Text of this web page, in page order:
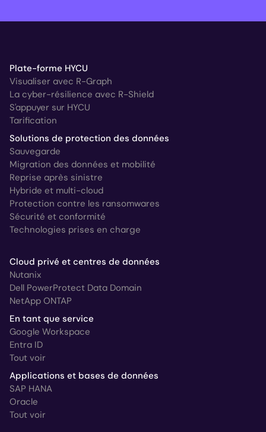
Plate-forme HYCU
Visualiser avec R-Graph
La cyber-résilience avec R-Shield
S'appuyer sur HYCU
Tarification
Solutions de protection des données
Sauvegarde
Migration des données et mobilité
Reprise après sinistre
Hybride et multi-cloud
Protection contre les ransomwares
Sécurité et conformité
Technologies prises en charge
Cloud privé et centres de données
Nutanix
Dell PowerProtect Data Domain
NetApp ONTAP
En tant que service
Google Workspace
Entra ID
Tout voir
Applications et bases de données
SAP HANA
Oracle
Tout voir